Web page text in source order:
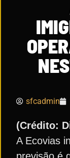
sfcadmin
(Crédito:
A Ecovias